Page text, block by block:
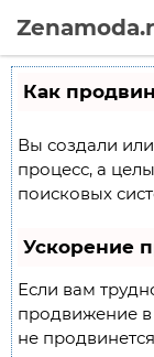
Как
Вы создали или
процесс, а
поисковых
Ускорение
Если вам
продвижение в
не